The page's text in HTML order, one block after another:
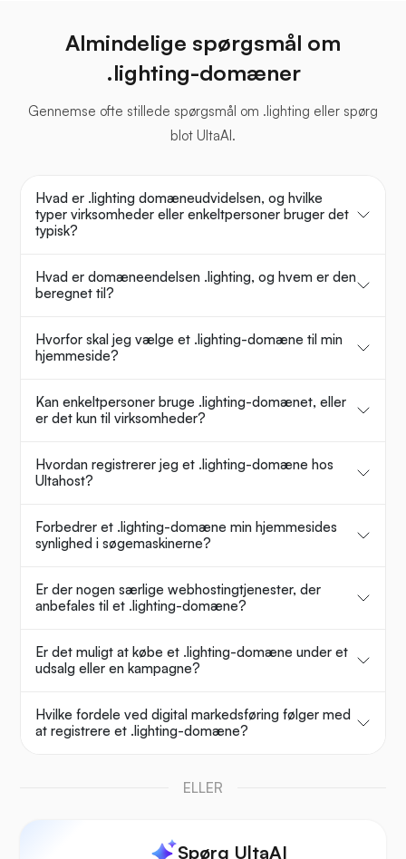
Almindelige spørgsmål om
.lighting-domæner
Gennemse ofte stillede spørgsmål om .lighting eller spørg
blot UltaAI.
Hvad er .lighting domæneudvidelsen, og hvilke
typer virksomheder eller enkeltpersoner bruger det
typisk?
Hvad er domæneendelsen .lighting, og hvem er den
beregnet til?
Hvorfor skal jeg vælge et .lighting-domæne til min
hjemmeside?
Kan enkeltpersoner bruge .lighting-domænet, eller
er det kun til virksomheder?
Hvordan registrerer jeg et .lighting-domæne hos
Ultahost?
Forbedrer et .lighting-domæne min hjemmesides
synlighed i søgemaskinerne?
Er der nogen særlige webhostingtjenester, der
anbefales til et .lighting-domæne?
Er det muligt at købe et .lighting-domæne under et
udsalg eller en kampagne?
Hvilke fordele ved digital markedsføring følger med
at registrere et .lighting-domæne?
ELLER
Spørg UltaAI